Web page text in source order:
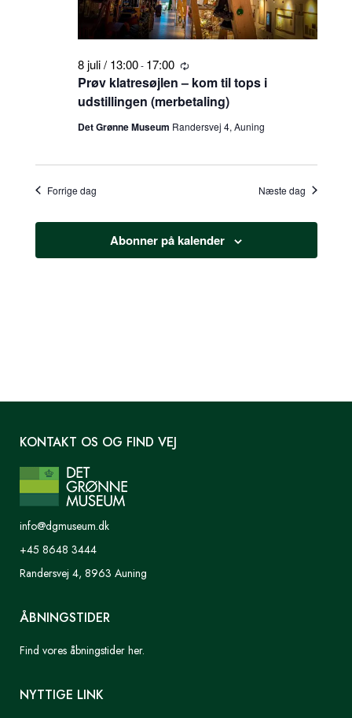
Prøv klatresøjlen – kom til tops i
udstillingen (merbetaling)
8 juli / 13:00- 17:00 Tilbagevendende
Det Grønne Museum Randersvej 4, Auning
Forrige dag Næste dag
Abonner på kalender
KONTAKT OS OG FIND VEJ
info@dgmuseum.dk
+45 8648 3444
Randersvej 4, 8963 Auning
ÅBNINGSTIDER
Find vores åbningstider her.
NYTTIGE LINK